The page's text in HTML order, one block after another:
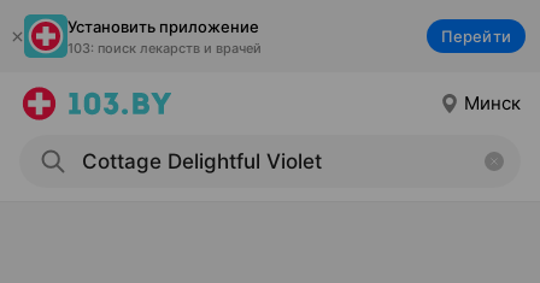
Установить приложение
103: поиск лекарств и врачей
Перейти
Минск